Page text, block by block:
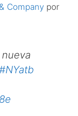
Company por